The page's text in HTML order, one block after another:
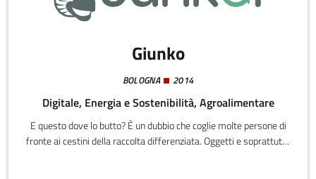
Giunko
BOLOGNA 2014
Digitale, Energia e Sostenibilità, Agroalimentare
E questo dove lo butto? È un dubbio che coglie molte persone di
fronte ai cestini della raccolta differenziata. Oggetti e soprattutto